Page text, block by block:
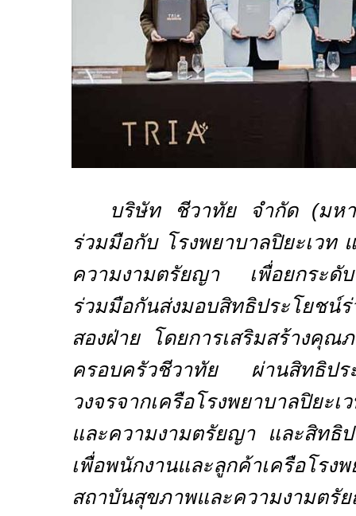
บริษัท ชีวาทัย จำกัด (มห
ร่วมมือกับ โรงพยาบาลปิยะเวท
ความงามตรัยญา เพื่อยกระดับ
ร่วมมือกันส่งมอบสิทธิประโยชน์
สองฝ่าย โดยการเสริมสร้างคุณ
ครอบครัวชีวาทัย ผ่านสิทธิปร
วงจรจากเครือโรงพยาบาลปิยะเ
และความงามตรัยญา และสิทธิ
เพื่อพนักงานและลูกค้าเครือโรง
สถาบันสุขภาพและความงามต